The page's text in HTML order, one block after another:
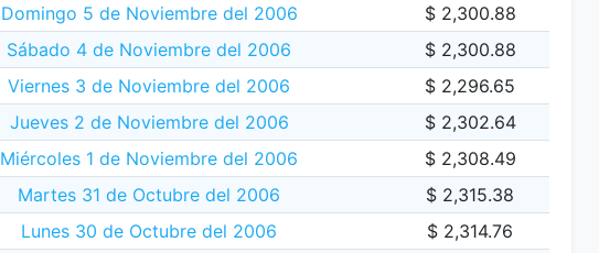
Domingo 5 de Noviembre del 2006
$ 2,300.88
Sábado 4 de Noviembre del 2006
$ 2,300.88
Viernes 3 de Noviembre del 2006
$ 2,296.65
Jueves 2 de Noviembre del 2006
$ 2,302.64
Miércoles 1 de Noviembre del 2006
$ 2,308.49
Martes 31 de Octubre del 2006
$ 2,315.38
Lunes 30 de Octubre del 2006
$ 2,314.76